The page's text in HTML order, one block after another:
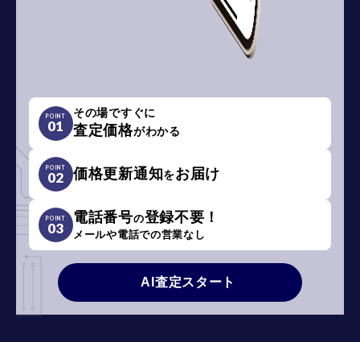
POINT
01
その場ですぐに
査定価格がわかる
POINT
02 価格更新通知をお届け
POINT
03
電話番号の登録不要！
メールや電話での営業なし
AI査定スタート